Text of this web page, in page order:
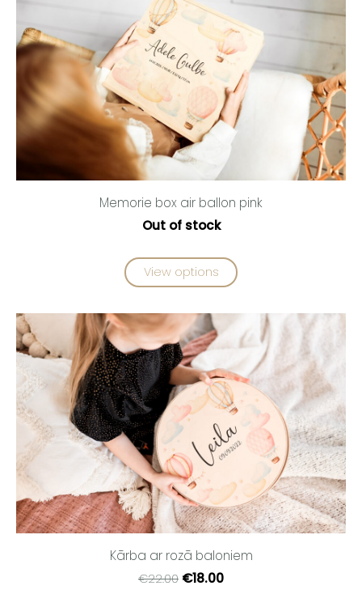
Memorie box air ballon pink
Out of stock
View options
Kārba ar rozā baloniem
€22.00 €18.00